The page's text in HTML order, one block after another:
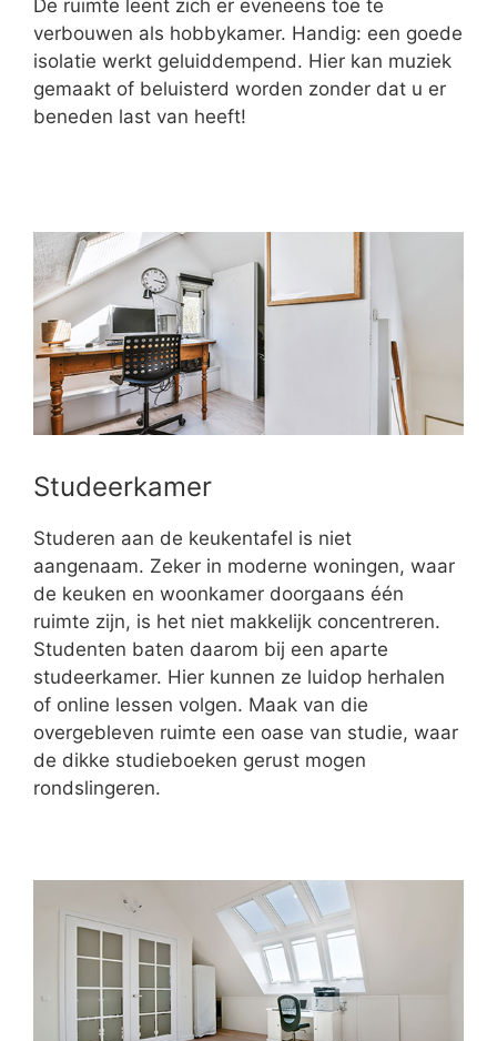
De ruimte leent zich er eveneens toe te
verbouwen als hobbykamer. Handig: een goede
isolatie werkt geluiddempend. Hier kan muziek
gemaakt of beluisterd worden zonder dat u er
beneden last van heeft!
Studeerkamer
Studeren aan de keukentafel is niet
aangenaam. Zeker in moderne woningen, waar
de keuken en woonkamer doorgaans één
ruimte zijn, is het niet makkelijk concentreren.
Studenten baten daarom bij een aparte
studeerkamer. Hier kunnen ze luidop herhalen
of online lessen volgen. Maak van die
overgebleven ruimte een oase van studie, waar
de dikke studieboeken gerust mogen
rondslingeren.